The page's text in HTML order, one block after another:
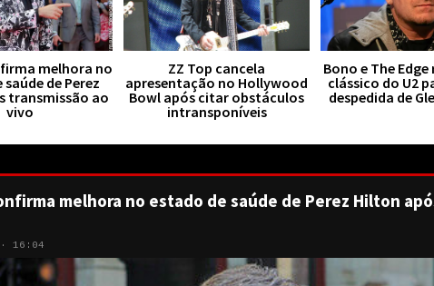
melhora no
de Perez
transmissão ao
vivo
ZZ Top cancela
apresentação no Hollywood
Bowl após citar obstáculos
intransponíveis
Bono e The
clássico do U2
despedida de
melhora no estado de saúde de Perez Hilton
16:04